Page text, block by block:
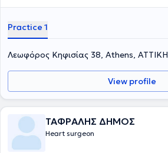
Practice 1
Λεωφόρος Κηφισίας 38, Athens, ΑΤΤΙΚΗ
View profile
ΤΑΦΡΑΛΗΣ ΔΗΜΟΣ
Heart surgeon